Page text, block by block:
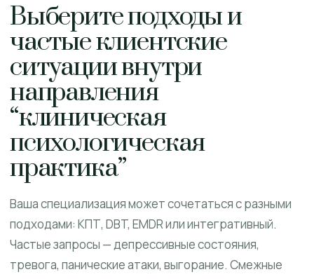
Выберите подходы и
частые клиентские
ситуации внутри
направления
“клиническая
психологическая
практика”
Ваша специализация может сочетаться с разными
подходами: КПТ, DBT, EMDR или интегративный.
Частые запросы — депрессивные состояния,
тревога, панические атаки, выгорание. Смежные